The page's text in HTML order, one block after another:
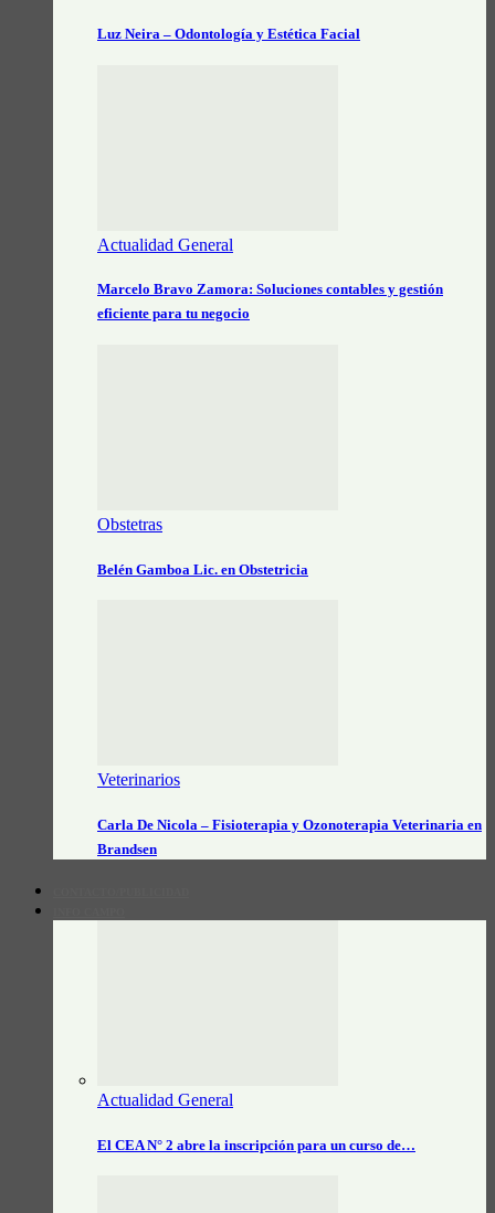
Luz Neira – Odontología y Estética Facial
Actualidad General
Marcelo Bravo Zamora: Soluciones contables y gestión
eficiente para tu negocio
Obstetras
Belén Gamboa Lic. en Obstetricia
Veterinarios
Carla De Nicola – Fisioterapia y Ozonoterapia Veterinaria en
Brandsen
Actualidad General
El CEA N° 2 abre la inscripción para un curso de…